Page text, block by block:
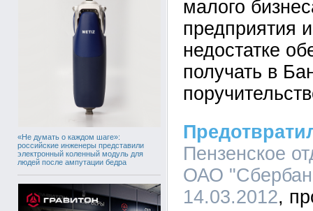
«Не думать о каждом шаге»:
российские инженеры представили
электронный коленный модуль для
людей после ампутации бедра
малого
предприятия
недостатке
получать в
Пензенское
ОАО
14.03.2012